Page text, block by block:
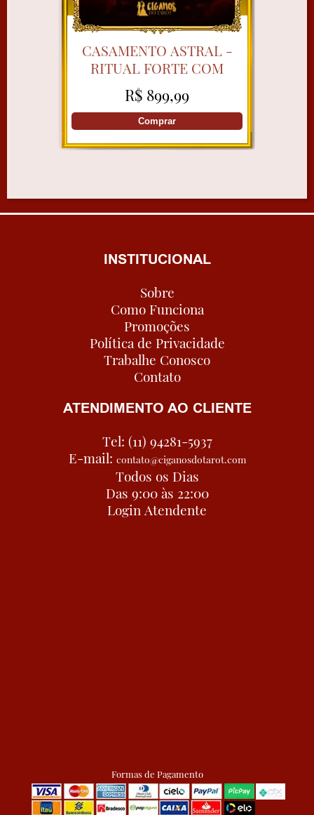
CASAMENTO ASTRAL -
RITUAL FORTE COM
AYME
R$ 899,99
Comprar
INSTITUCIONAL
Sobre
Como Funciona
Promoções
Política de Privacidade
Trabalhe Conosco
Contato
ATENDIMENTO AO CLIENTE
Tel: (11) 94281-5937
E-mail: contato@ciganosdotarot.com
Todos os Dias
Das 9:00 às 22:00
Login Atendente
Formas de Pagamento